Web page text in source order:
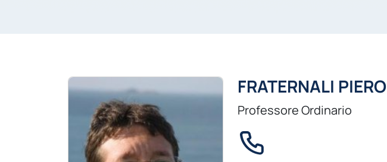
FRATERNALI PIERO
Professore Ordinario